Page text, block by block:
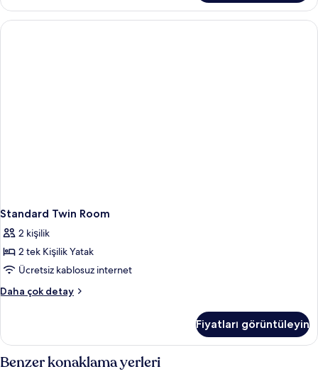
daha
fazla
detay
Standard Twin Room
2 kişilik
2 tek Kişilik Yatak
Ücretsiz kablosuz internet
Daha çok detay
Standard
daha
fazla
detay
Fiyatları görüntüleyin
Benzer konaklama yerleri